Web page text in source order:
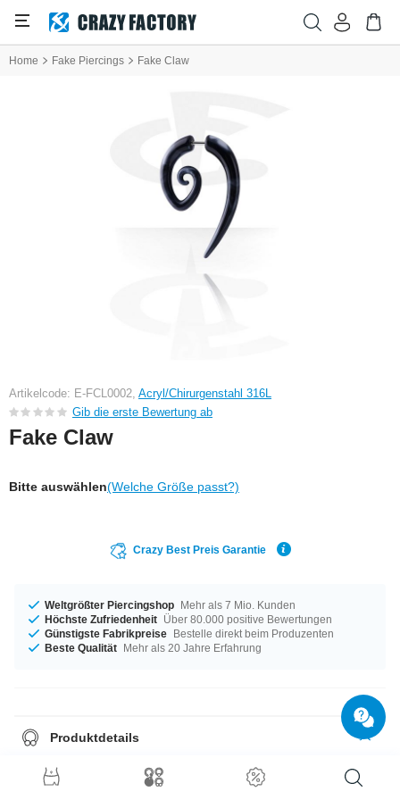
Home Fake Piercings Fake Claw
Artikelcode: E-FCL0002, Acryl/Chirurgenstahl 316L
Gib die erste Bewertung ab
Fake Claw
Bitte auswählen(Welche Größe passt?)
Crazy Best Preis Garantie
Weltgrößter Piercingshop Mehr als 7 Mio. Kunden
Höchste Zufriedenheit Über 80.000 positive Bewertungen
Günstigste Fabrikpreise Bestelle direkt beim Produzenten
Beste Qualität Mehr als 20 Jahre Erfahrung
Produktdetails
beträgt 6 mm. Ein cooles Item in Topqualität und zu einem